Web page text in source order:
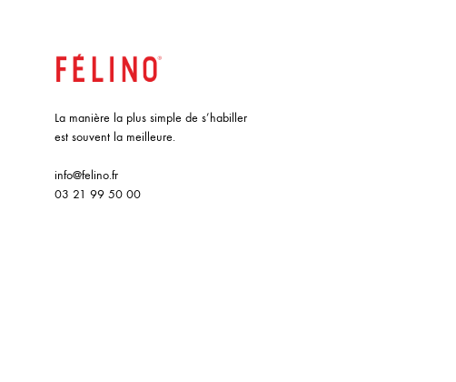
La manière la plus simple de s’habiller
est souvent la meilleure.
info@felino.fr
03 21 99 50 00